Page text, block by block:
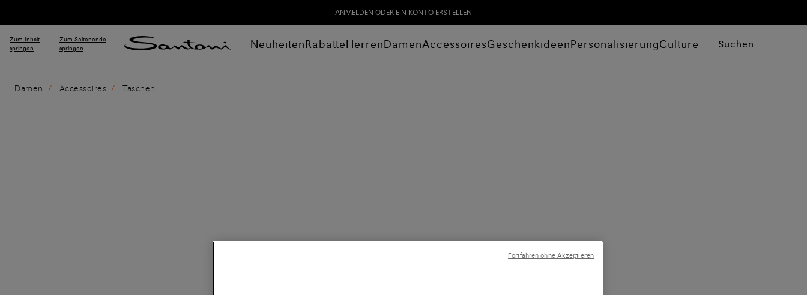
ANMELDEN ODER EIN KONTO ERSTELLEN
Zum Inhalt
springen
Zum Seitenende
springen
NeuheitenRabatteHerrenDamenAccessoiresGeschenkideenPersonalisierungCulture Suchen
Damen Accessoires Taschen
Fortfahren ohne Akzeptieren